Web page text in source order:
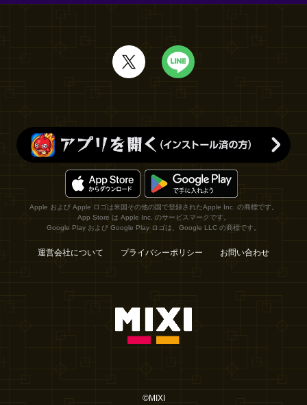
Apple および Apple ロゴは米国その他の国で登録されたApple Inc. の商標です。
App Store は Apple Inc. のサービスマークです。
Google Play および Google Play ロゴは、Google LLC の商標です。
運営会社について プライバシーポリシー お問い合わせ
©MIXI